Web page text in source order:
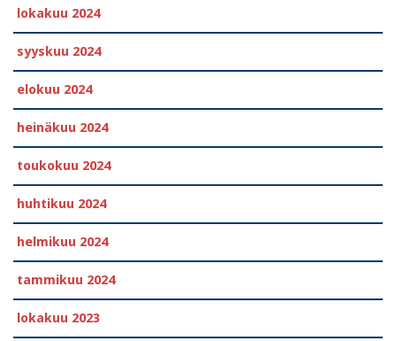
lokakuu 2024
syyskuu 2024
elokuu 2024
heinäkuu 2024
toukokuu 2024
huhtikuu 2024
helmikuu 2024
tammikuu 2024
lokakuu 2023